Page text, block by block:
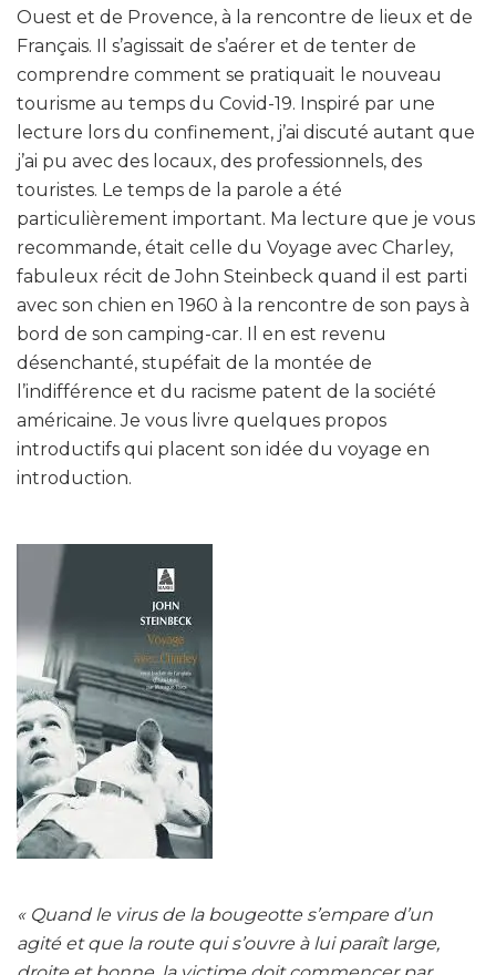
Ouest et de Provence, à la rencontre de lieux et de
Français. Il s’agissait de s’aérer et de tenter de
comprendre comment se pratiquait le nouveau
tourisme au temps du Covid-19. Inspiré par une
lecture lors du confinement, j’ai discuté autant que
j’ai pu avec des locaux, des professionnels, des
touristes. Le temps de la parole a été
particulièrement important. Ma lecture que je vous
recommande, était celle du Voyage avec Charley,
fabuleux récit de John Steinbeck quand il est parti
avec son chien en 1960 à la rencontre de son pays à
bord de son camping-car. Il en est revenu
désenchanté, stupéfait de la montée de
l’indifférence et du racisme patent de la société
américaine. Je vous livre quelques propos
introductifs qui placent son idée du voyage en
introduction.
« Quand le virus de la bougeotte s’empare d’un
agité et que la route qui s’ouvre à lui paraît large,